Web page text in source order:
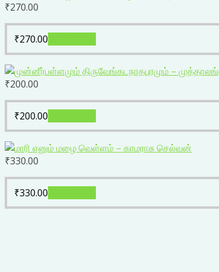
₹270.00
₹270.00
₹200.00
₹200.00
₹330.00
₹330.00